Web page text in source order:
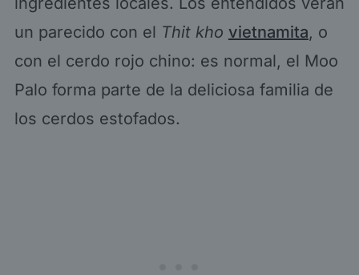
un parecido con el Thit kho vietnamita, o
con el cerdo rojo chino: es normal, el Moo
Palo forma parte de la deliciosa familia de
los cerdos estofados.